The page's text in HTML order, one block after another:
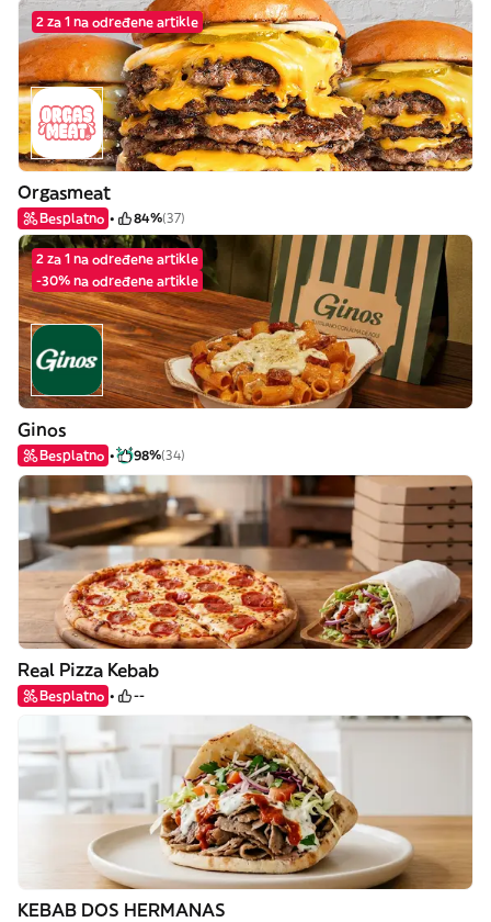
2 za 1 na određene artikle
Orgasmeat
Besplatno 84%(37)
2 za 1 na određene artikle
-30% na određene artikle
Ginos
Besplatno 98%(34)
Real Pizza Kebab
Besplatno --
KEBAB DOS HERMANAS